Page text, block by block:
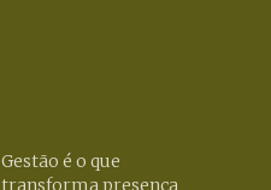
Gestão é o que
transforma presença